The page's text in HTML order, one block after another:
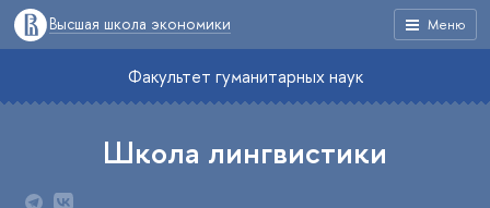
Меню
Высшая школа экономики
Факультет гуманитарных наук
Школа лингвистики